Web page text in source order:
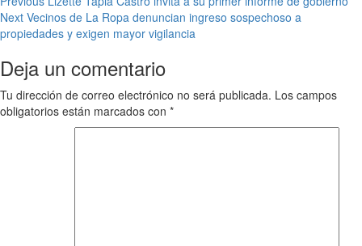
navigation
Next Vecinos de La Ropa denuncian ingreso sospechoso a
propiedades y exigen mayor vigilancia
Deja un comentario
Tu dirección de correo electrónico no será publicada. Los campos
obligatorios están marcados con *